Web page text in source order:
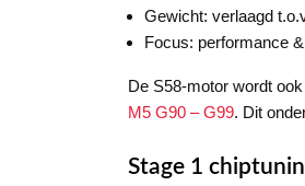
Gewicht: verlaagd
Focus: performance
De S58-motor wordt
M5 G90 – G99. Dit
Stage 1